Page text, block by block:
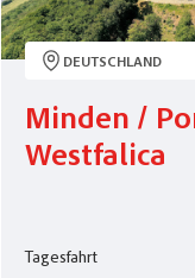
DEUTSCHLAND
Minden /
Westfalica
Tagesfahrt